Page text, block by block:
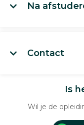
Na
Contact
Is
Wil je de